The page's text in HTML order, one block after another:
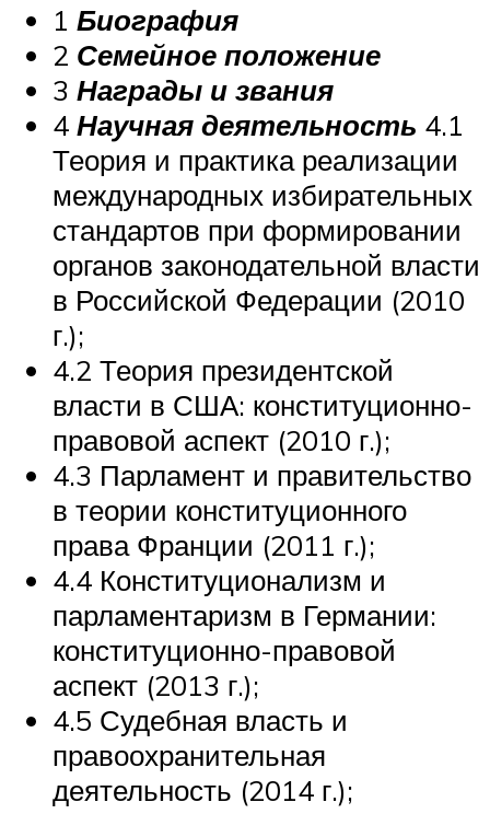
1 Биография
2 Семейное положение
3 Награды и звания
4 Научная деятельность 4.1
Теория и практика реализации
международных избирательных
стандартов при формировании
органов законодательной власти
в Российской Федерации (2010
г.);
4.2 Теория президентской
власти в США: конституционно-
правовой аспект (2010 г.);
4.3 Парламент и правительство
в теории конституционного
права Франции (2011 г.);
4.4 Конституционализм и
парламентаризм в Германии:
конституционно-правовой
аспект (2013 г.);
4.5 Судебная власть и
правоохранительная
деятельность (2014 г.);